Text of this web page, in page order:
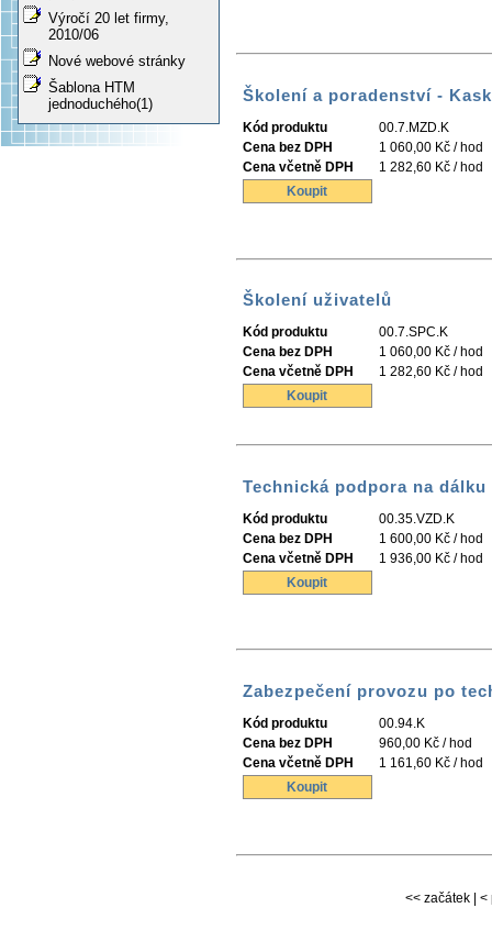
Výročí 20 let firmy,
2010/06
Nové webové stránky
Šablona HTM
jednoduchého(1)
Školení a poradenství -
Kód produktu
00.7.MZD.K
Cena bez DPH
1 060,00 Kč / hod
Cena včetně DPH
1 282,60 Kč / hod
Koupit
Školení uživatelů
Kód produktu
00.7.SPC.K
Cena bez DPH
1 060,00 Kč / hod
Cena včetně DPH
1 282,60 Kč / hod
Koupit
Technická podpora na dálku
Kód produktu
00.35.VZD.K
Cena bez DPH
1 600,00 Kč / hod
Cena včetně DPH
1 936,00 Kč / hod
Koupit
Zabezpečení provozu po
Kód produktu
00.94.K
Cena bez DPH
960,00 Kč / hod
Cena včetně DPH
1 161,60 Kč / hod
Koupit
<< začátek |